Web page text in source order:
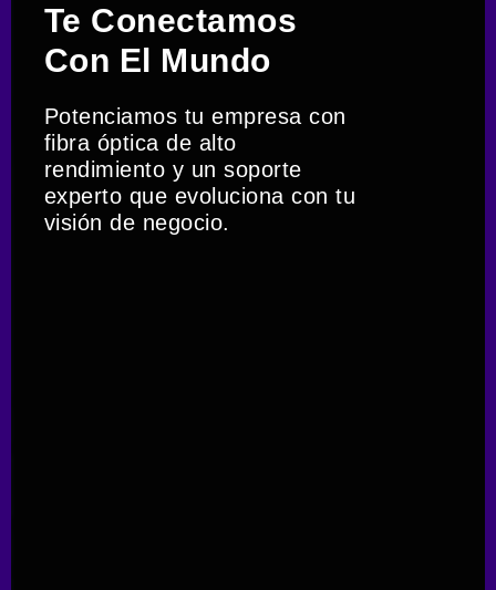
Te Conectamos
Con El Mundo
Potenciamos tu empresa con
fibra óptica de alto
rendimiento y un soporte
experto que evoluciona con tu
visión de negocio.